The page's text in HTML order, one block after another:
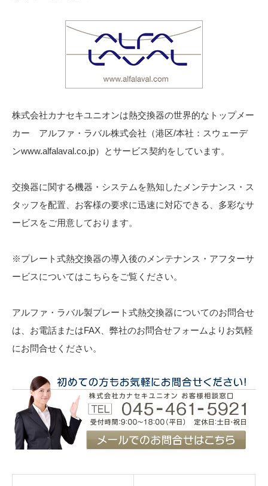
株式会社カナセキユニオンは熱交換器の世界的なトップメー
カー アルファ・ラバル株式会社（港区/本社：スウェーデ
ンwww.alfalaval.co.jp）とサービス契約をしています。
交換器に関する機器・システムを熟知したメンテナンス・ス
タッフを配置、お客様の要求に迅速に対応できる、多彩なサ
ービスをご用意しております。
※プレート式熱交換器の導入後のメンテナンス・アフターサ
ービスについてはこちらをご覧ください。
アルファ・ラバル製プレート式熱交換器についてのお問合せ
は、お電話またはFAX、弊社のお問合せフォームよりお気軽
にお問合せください。